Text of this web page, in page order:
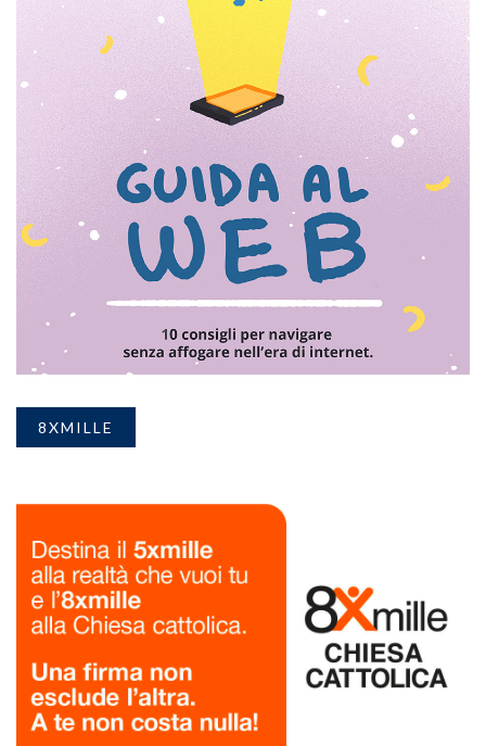
8XMILLE